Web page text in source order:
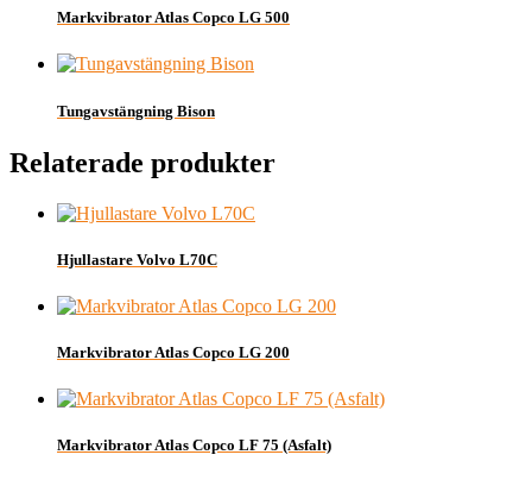
Markvibrator Atlas Copco LG 500
Tungavstängning Bison
Relaterade produkter
Hjullastare Volvo L70C
Markvibrator Atlas Copco LG 200
Markvibrator Atlas Copco LF 75 (Asfalt)